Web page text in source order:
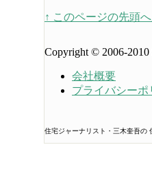
↑ このページの先頭
Copyright © 2006-2010
会社概要
プライバシーポ
住宅ジャーナリスト・三木奎吾の